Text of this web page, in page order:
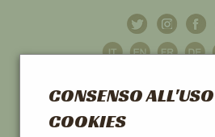
CONSENSO
COOKIES